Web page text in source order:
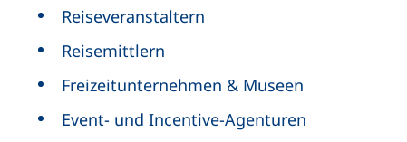
Reiseveranstaltern
Reisemittlern
Freizeitunternehmen & Museen
Event- und Incentive-Agenturen